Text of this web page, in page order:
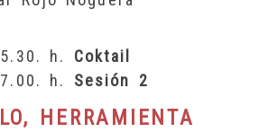
h. Coktail
h. Sesión 2
HERRAMIENTA